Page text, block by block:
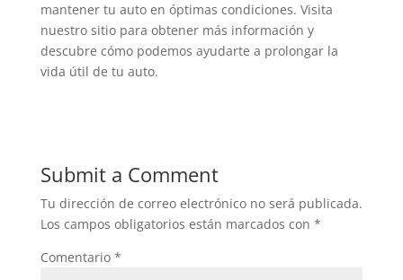
mantener tu auto en óptimas condiciones. Visita
nuestro sitio para obtener más información y
descubre cómo podemos ayudarte a prolongar la
vida útil de tu auto.
Submit a Comment
Tu dirección de correo electrónico no será publicada.
Los campos obligatorios están marcados con *
Comentario *